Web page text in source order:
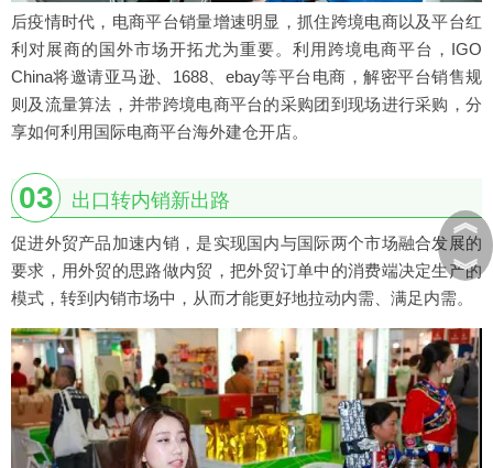
后疫情时代，电商平台销量增速明显，抓住跨境电商以及平台红
利对展商的国外市场开拓尤为重要。利用跨境电商平台，IGO
China将邀请亚马逊、1688、ebay等平台电商，解密平台销售规
则及流量算法，并带跨境电商平台的采购团到现场进行采购，分
享如何利用国际电商平台海外建仓开店。
03 出口转内销新出路
促进外贸产品加速内销，是实现国内与国际两个市场融合发展的
要求，用外贸的思路做内贸，把外贸订单中的消费端决定生产的
模式，转到内销市场中，从而才能更好地拉动内需、满足内需。
︽
︾